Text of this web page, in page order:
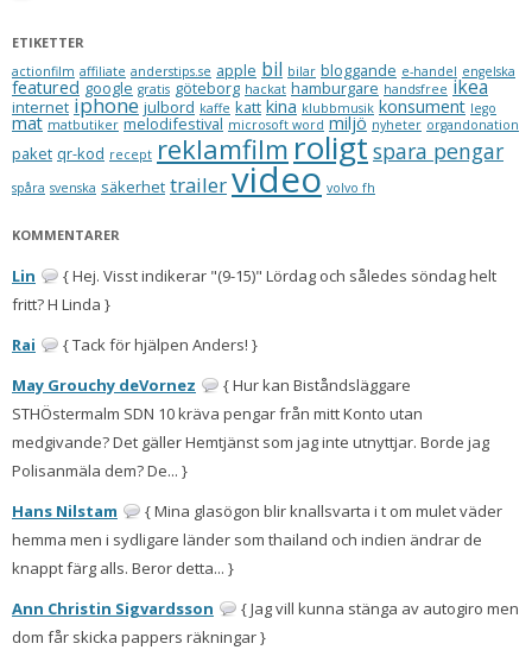
ETIKETTER
actionfilm affiliate anderstips.se apple bil bilar bloggande e-handel engelska
featured google gratis göteborg hackat hamburgare handsfree ikea
internet iphone julbord kaffe katt kina klubbmusik konsument lego
mat matbutiker melodifestival microsoft word miljö nyheter organdonation
paket qr-kod recept reklamfilm roligt spara pengar
spåra svenska säkerhet trailervideo volvo fh
KOMMENTARER
Lin
{ Hej. Visst indikerar "(9-15)" Lördag och således söndag helt
fritt? H Linda }
Rai
{ Tack för hjälpen Anders! }
May Grouchy deVornez
{ Hur kan Biståndsläggare
STHÖstermalm SDN 10 kräva pengar från mitt Konto utan
medgivande? Det gäller Hemtjänst som jag inte utnyttjar. Borde jag
Polisanmäla dem? De... }
Hans Nilstam
{ Mina glasögon blir knallsvarta i t om mulet väder
hemma men i sydligare länder som thailand och indien ändrar de
knappt färg alls. Beror detta... }
Ann Christin Sigvardsson
{ Jag vill kunna stänga av autogiro men
dom får skicka pappers räkningar }